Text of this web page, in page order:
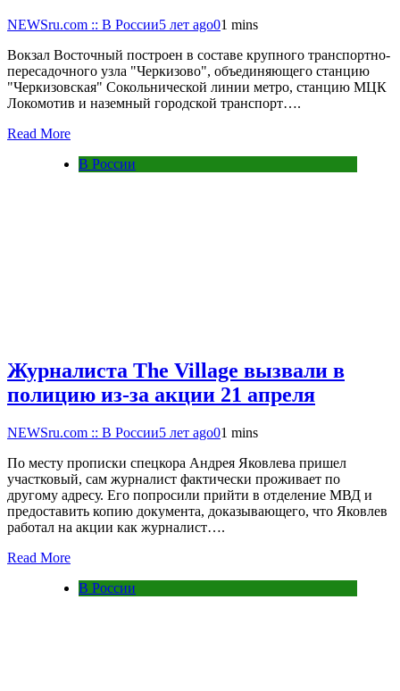
NEWSru.com :: В России5 лет ago01 mins
Вокзал Восточный построен в составе крупного транспортно-
пересадочного узла "Черкизово", объединяющего станцию
"Черкизовская" Сокольнической линии метро, станцию МЦК
Локомотив и наземный городской транспорт….
Read More
В России
Журналиста The Village вызвали в
полицию из-за акции 21 апреля
NEWSru.com :: В России5 лет ago01 mins
По месту прописки спецкора Андрея Яковлева пришел
участковый, сам журналист фактически проживает по
другому адресу. Его попросили прийти в отделение МВД и
предоставить копию документа, доказывающего, что Яковлев
работал на акции как журналист….
Read More
В России